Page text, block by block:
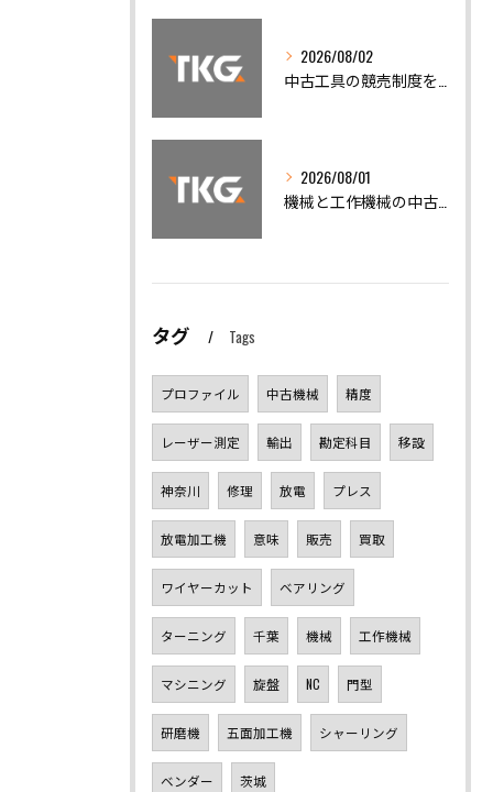
2026/08/02
2026/08/01
タグ Tags
プロファイル 中古機械 精度
レーザー測定 輸出 勘定科目 移設
神奈川 修理 放電 プレス
放電加工機 意味 販売 買取
ワイヤーカット ベアリング
ターニング 千葉 機械 工作機械
マシニング 旋盤 NC 門型
研磨機 五面加工機 シャーリング
ベンダー 茨城